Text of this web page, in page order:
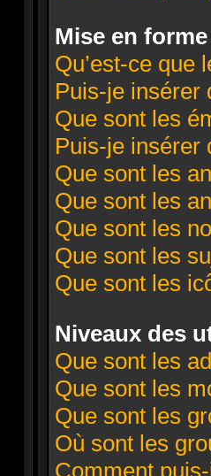
Mise en
Qu’est-ce que
Puis-je insérer
Que sont les
Puis-je insérer
Que sont les
Que sont les
Que sont les
Que sont les
Que sont les
Niveaux des
Que sont les
Que sont les
Que sont les
Où sont les
Comment